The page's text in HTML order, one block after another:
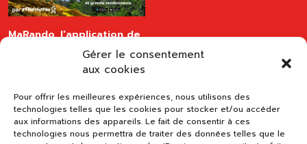
Gérer le consentement
aux cookies
Pour offrir les meilleures expériences, nous utilisons des
technologies telles que les cookies pour stocker et/ou accéder
aux informations des appareils. Le fait de consentir à ces
technologies nous permettra de traiter des données telles que le
MaRando, l'application de
la FFRandonnée
disponible sur les stores